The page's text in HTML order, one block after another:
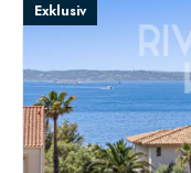
Exklusiv